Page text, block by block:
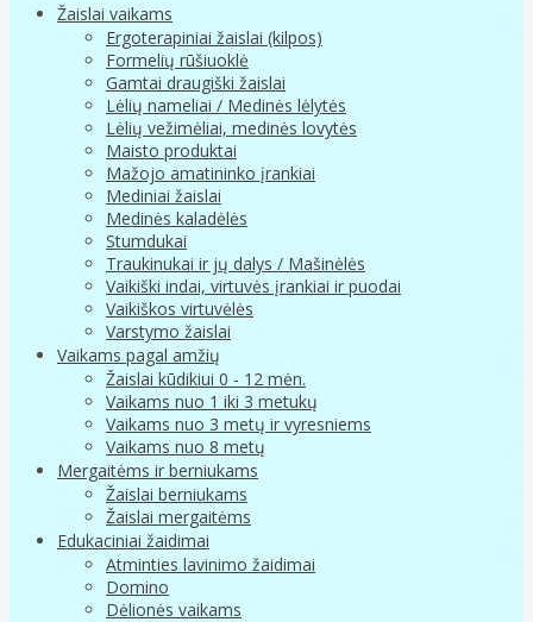
Žaislai vaikams
Ergoterapiniai žaislai (kilpos)
Formelių rūšiuoklė
Gamtai draugiški žaislai
Lėlių nameliai / Medinės lėlytės
Lėlių vežimėliai, medinės lovytės
Maisto produktai
Mažojo amatininko įrankiai
Mediniai žaislai
Medinės kaladėlės
Stumdukai
Traukinukai ir jų dalys / Mašinėlės
Vaikiški indai, virtuvės įrankiai ir puodai
Vaikiškos virtuvėlės
Varstymo žaislai
Vaikams pagal amžių
Žaislai kūdikiui 0 - 12 mėn.
Vaikams nuo 1 iki 3 metukų
Vaikams nuo 3 metų ir vyresniems
Vaikams nuo 8 metų
Mergaitėms ir berniukams
Žaislai berniukams
Žaislai mergaitėms
Edukaciniai žaidimai
Atminties lavinimo žaidimai
Domino
Dėlionės vaikams